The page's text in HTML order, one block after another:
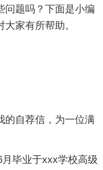
问题吗？下面是小编
家有所帮助。
的自荐信，为一位满
毕业于xxx学校高级